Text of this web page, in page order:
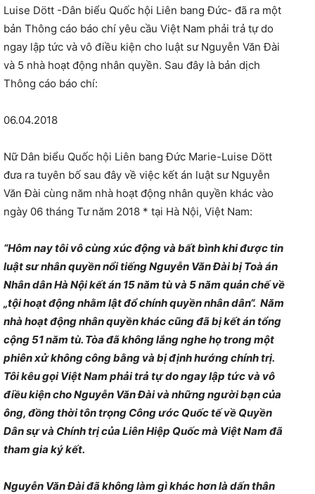
Luise Dött -Dân biểu Quốc hội Liên bang Đức- đã ra một
bản Thông cáo báo chí yêu cầu Việt Nam phải trả tự do
ngay lập tức và vô điều kiện cho luật sư Nguyễn Văn Đài
và 5 nhà hoạt động nhân quyền. Sau đây là bản dịch
Thông cáo báo chí:
06.04.2018
Nữ Dân biểu Quốc hội Liên bang Đức Marie-Luise Dött
đưa ra tuyên bố sau đây về việc kết án luật sư Nguyễn
Văn Đài cùng năm nhà hoạt động nhân quyền khác vào
ngày 06 tháng Tư năm 2018 * tại Hà Nội, Việt Nam:
“Hôm nay tôi vô cùng xúc động và bất bình khi được tin
luật sư nhân quyền nổi tiếng Nguyễn Văn Đài bị Toà án
Nhân dân Hà Nội kết án 15 năm tù và 5 năm quản chế về
„tội hoạt động nhằm lật đổ chính quyền nhân dân“. Năm
nhà hoạt động nhân quyền khác cũng đã bị kết án tổng
cộng 51 năm tù. Tòa đã không lắng nghe họ trong một
phiên xử không công bằng và bị định hướng chính trị.
Tôi kêu gọi Việt Nam phải trả tự do ngay lập tức và vô
điều kiện cho Nguyễn Văn Đài và những người bạn của
ông, đồng thời tôn trọng Công ước Quốc tế về Quyền
Dân sự và Chính trị của Liên Hiệp Quốc mà Việt Nam đã
tham gia ký kết.
Nguyễn Văn Đài đã không làm gì khác hơn là dấn thân